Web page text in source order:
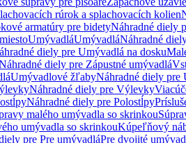
rúrok a splachovacích kolien
armatúry pre bidetyNáhradné diely
UmývadláUmývadláNáhradné
diely pre Umývadlá na dosku
diely pre Zápustné umývadlá
Umývadlové žľabyNáhradné diely
Náhradné diely pre Výlevky
Náhradné diely pre Polostĺpy
malého umývadla so skrinkou
umývadla so skrinkouKúpeľňový
pre Pre umývadláPre dvojité